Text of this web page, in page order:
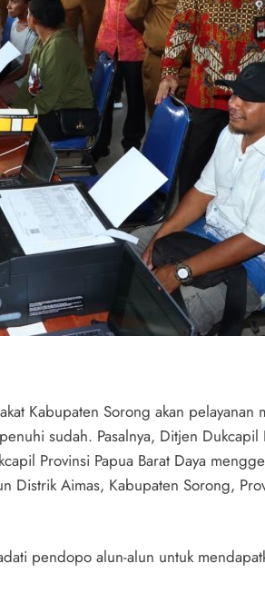
Kabupaten Sorong akan pelayanan
sudah. Pasalnya, Ditjen
Provinsi Papua Barat Daya
Distrik Aimas, Kabupaten Sorong,
pendopo alun-alun untuk